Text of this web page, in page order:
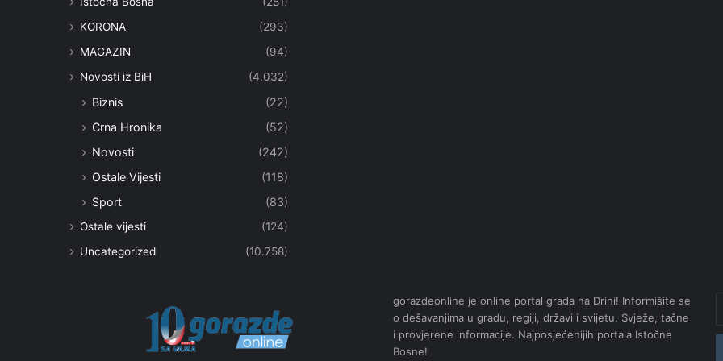
KORONA
(293)
MAGAZIN
(94)
Novosti iz BiH
(4.032)
Biznis
(22)
Crna Hronika
(52)
Novosti
(242)
Ostale Vijesti
(118)
Sport
(83)
Ostale vijesti
(124)
Uncategorized
(10.758)
gorazdeonline je online portal grada na Drini! Informišite se
o dešavanjima u gradu, regiji, državi i svijetu. Svježe, tačne
i provjerene informacije. Najposjećenijih portala Istočne
Bosne!